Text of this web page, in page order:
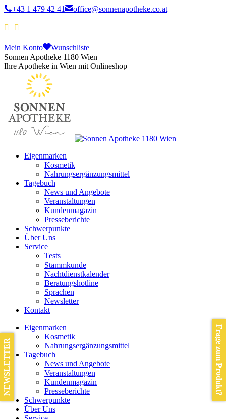
+43 1 479 42 41 office@sonnenapotheke.co.at
Mein Konto
Wunschliste
Sonnen Apotheke 1180 Wien
Ihre Apotheke in Wien mit Onlineshop
Eigenmarken
Kosmetik
Nahrungsergänzungsmittel
Tagebuch
News und Angebote
Veranstaltungen
Kundenmagazin
Presseberichte
Schwerpunkte
Über Uns
Service
Tests
Stammkunde
Nachtdienstkalender
Beratungshotline
Sprachen
Newsletter
Kontakt
Eigenmarken
Kosmetik
Nahrungsergänzungsmittel
Tagebuch
News und Angebote
Veranstaltungen
Kundenmagazin
Presseberichte
Schwerpunkte
Über Uns
Frage zum Produkt?
NEWSLETTER